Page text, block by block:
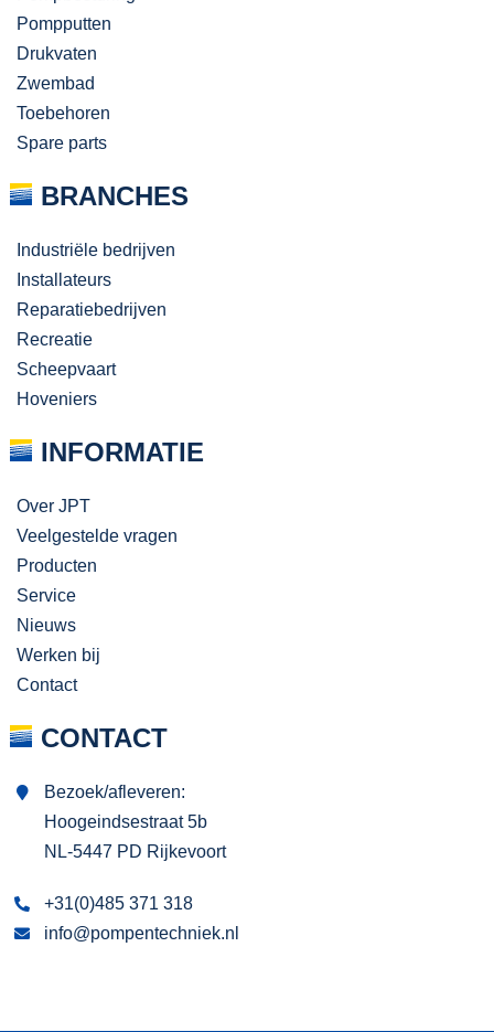
Pompputten
Drukvaten
Zwembad
Toebehoren
Spare parts
BRANCHES
Industriële bedrijven
Installateurs
Reparatiebedrijven
Recreatie
Scheepvaart
Hoveniers
INFORMATIE
Over JPT
Veelgestelde vragen
Producten
Service
Nieuws
Werken bij
Contact
CONTACT
Bezoek/afleveren:
Hoogeindsestraat 5b
NL-5447 PD Rijkevoort
+31(0)485 371 318
info@pompentechniek.nl